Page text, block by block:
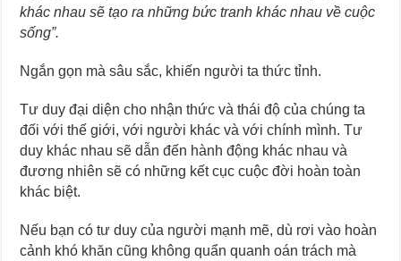
khác nhau sẽ tạo ra những bức tranh khác nhau về cuộc
sống”.
Ngắn gọn mà sâu sắc, khiến người ta thức tỉnh.
Tư duy đại diện cho nhận thức và thái độ của chúng ta
đối với thế giới, với người khác và với chính mình. Tư
duy khác nhau sẽ dẫn đến hành động khác nhau và
đương nhiên sẽ có những kết cục cuộc đời hoàn toàn
khác biệt.
Nếu bạn có tư duy của người mạnh mẽ, dù rơi vào hoàn
cảnh khó khăn cũng không quẩn quanh oán trách mà